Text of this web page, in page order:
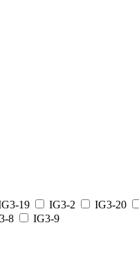
19 IG3-2 IG3-20
8 IG3-9